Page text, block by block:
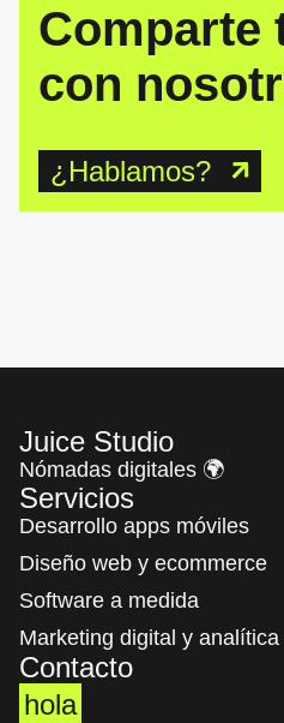
Comparte
con
¿Hablamos?
Juice Studio
Nómadas digitales 🌍
Servicios
Desarrollo apps móviles
Diseño web y ecommerce
Software a medida
Marketing digital​ y analítica
Contacto
hola